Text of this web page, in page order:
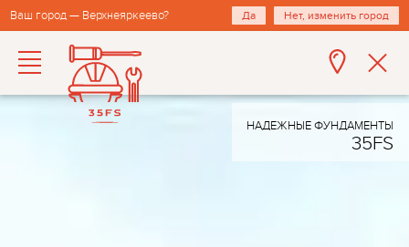
Ваш город — Верхнеяркеево? Да Нет, изменить город
НАДЕЖНЫЕ ФУНДАМЕНТЫ
35FS